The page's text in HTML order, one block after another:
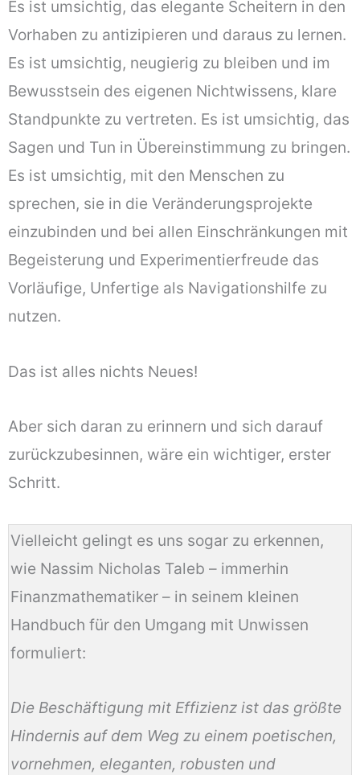
Es ist umsichtig, das elegante Scheitern in den
Vorhaben zu antizipieren und daraus zu lernen.
Es ist umsichtig, neugierig zu bleiben und im
Bewusstsein des eigenen Nichtwissens, klare
Standpunkte zu vertreten. Es ist umsichtig, das
Sagen und Tun in Übereinstimmung zu bringen.
Es ist umsichtig, mit den Menschen zu
sprechen, sie in die Veränderungsprojekte
einzubinden und bei allen Einschränkungen mit
Begeisterung und Experimentierfreude das
Vorläufige, Unfertige als Navigationshilfe zu
nutzen.
Das ist alles nichts Neues!
Aber sich daran zu erinnern und sich darauf
zurückzubesinnen, wäre ein wichtiger, erster
Schritt.
Vielleicht gelingt es uns sogar zu erkennen,
wie Nassim Nicholas Taleb – immerhin
Finanzmathematiker – in seinem kleinen
Handbuch für den Umgang mit Unwissen
formuliert:
Die Beschäftigung mit Effizienz ist das größte
Hindernis auf dem Weg zu einem poetischen,
vornehmen, eleganten, robusten und